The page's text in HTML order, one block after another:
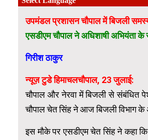
उपमंडल प्रशासन चौपाल में बिजली
एसडीएम चौपाल ने अधिशाषी अभियंता के
गिरीश ठाकुर
न्यूज़ टुडे हिमाचलचौपाल, 23 जुलाई:
चौपाल और नेरवा में बिजली से संबंधित
चौपाल चेत सिंह ने आज बिजली विभाग के
इस मौके पर एसडीएम चेत सिंह ने कहा कि